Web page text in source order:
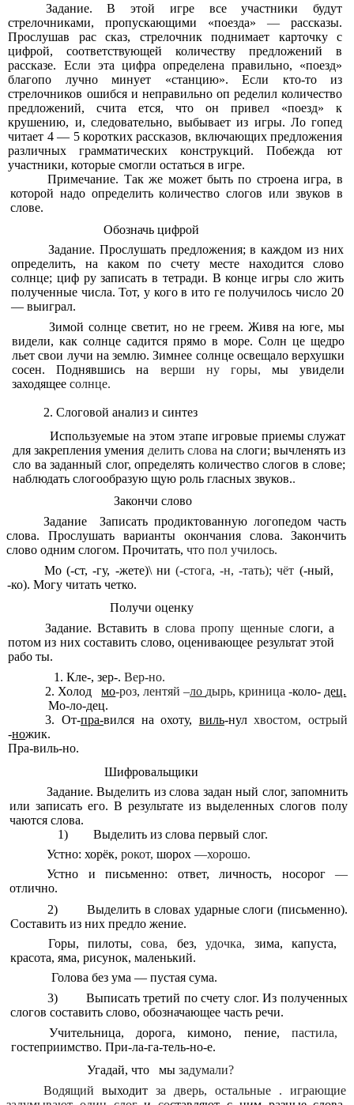
Задание. В этой игре все участники будут
стрелочниками, пропускающими «поезда»—рассказы.
Прослушав рас сказ, стрелочник поднимает карточку с
цифрой, соответствующей количеству предложений в
рассказе. Если эта цифра определена правильно, «поезд»
благопо лучно минует «станцию». Если кто-то из
стрелочников ошибся и неправильно оп ределил количество
предложений, счита ется, что он привел «поезд» к
крушению, и, следовательно, выбывает из игры. Ло гопед
читает 4 — 5 коротких рассказов, включающих предложения
различных грамматических конструкций. Побежда ют
участники, которые смогли остаться в игре.
Примечание. Так же может быть по строена игра, в
которой надо определить количество слогов или звуков в
слове.
Обозначь цифрой
Задание. Прослушать предложения; в каждом из них
определить, на каком по счету месте находится слово
солнце; циф ру записать в тетради. В конце игры сло жить
полученные числа. Тот, у кого в ито ге получилось число 20
— выиграл.
Зимой солнце светит, но не греем. Живя на юге, мы
видели, как солнце садится прямо в море. Солн це щедро
льет свои лучи на землю. Зимнее солнце освещало верхушки
сосен. Поднявшись на верши ну горы,мы увидели
заходящеесолнце.
2. Слоговой анализ и синтез
Используемые на этом этапе игровые приемы служат
для закрепления умения делить слова на слоги; вычленять из
сло ва заданный слог, определять количество слогов в слове;
наблюдать слогообразую щую роль гласных звуков..
Закончи слово
Задание Записать продиктованную логопедом часть
слова. Прослушать варианты окончания слова. Закончить
слово одним слогом. Прочитать, что пол училось.
Мо (-ст, -гу, -жете)\ ни (-стога, -н, -тать); чёт (-ный,
-ко). Могу читать четко.
Получи оценку
Задание. Вставить в слова пропу щенныеслоги, а
потом из них составить слово, оценивающее результат этой
рабо ты.
Кле-, зер-.Вер-но.
Холодмо-роз, лентяй –ло дырь, криница -коло- дец.
Мо-ло-дец.
От-пра-вился на охоту, виль-нулхвостом, острый
-ножик.
Пра-виль-но.
Шифровальщики
Задание. Выделить из слова задан ный слог, запомнить
или записать его. В результате из выделенных слогов полу
чаются слова.
1) Выделить из слова первый слог.
Устно: хорёк,рокот,шорох—хорошо.
Устно и письменно: ответ, личность, носорог —
отлично.
2) Выделить в словах ударные слоги (письменно).
Составить из них предло жение.
Горы, пилоты,сова, без,удочка, зима, капуста,
красота, яма, рисунок, маленький.
Голова без ума — пустая сума.
3) Выписать третий по счету слог. Из полученных
слогов составить слово, обозначающее часть речи.
Учительница, дорога, кимоно, пение,пастила,
гостеприимство. При-ла-га-тель-но-е.
Угадай, что мызадумали?
Водящийвыходитза дверь, остальные . играющие